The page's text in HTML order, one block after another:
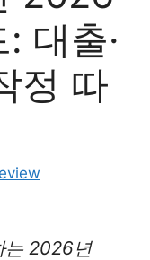
대출·
정 따
는 2026년